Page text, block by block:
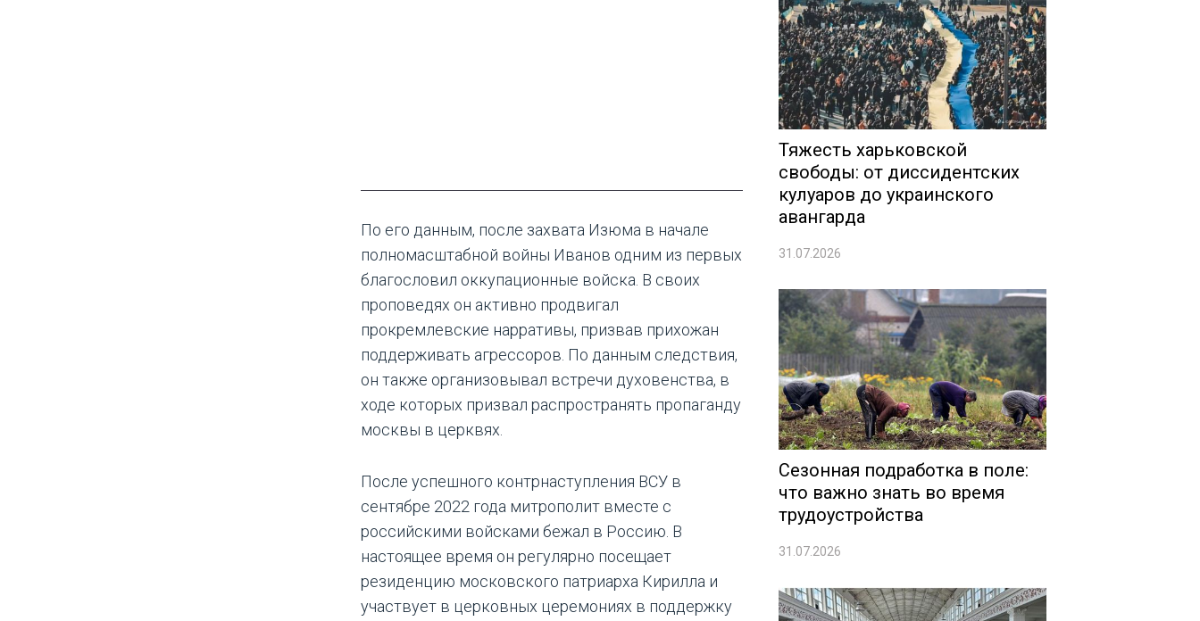
По его данным, после захвата Изюма в начале
полномасштабной войны Иванов одним из первых
благословил оккупационные войска. В своих
проповедях он активно продвигал
прокремлевские нарративы, призвав прихожан
поддерживать агрессоров. По данным следствия,
он также организовывал встречи духовенства, в
ходе которых призвал распространять пропаганду
москвы в церквях.
После успешного контрнаступления ВСУ в
сентябре 2022 года митрополит вместе с
российскими войсками бежал в Россию. В
настоящее время он регулярно посещает
резиденцию московского патриарха Кирилла и
участвует в церковных церемониях в поддержку
Тяжесть харьковской
свободы: от диссидентских
кулуаров до украинского
авангарда
31.07.2026
Сезонная подработка в поле:
что важно знать во время
трудоустройства
31.07.2026